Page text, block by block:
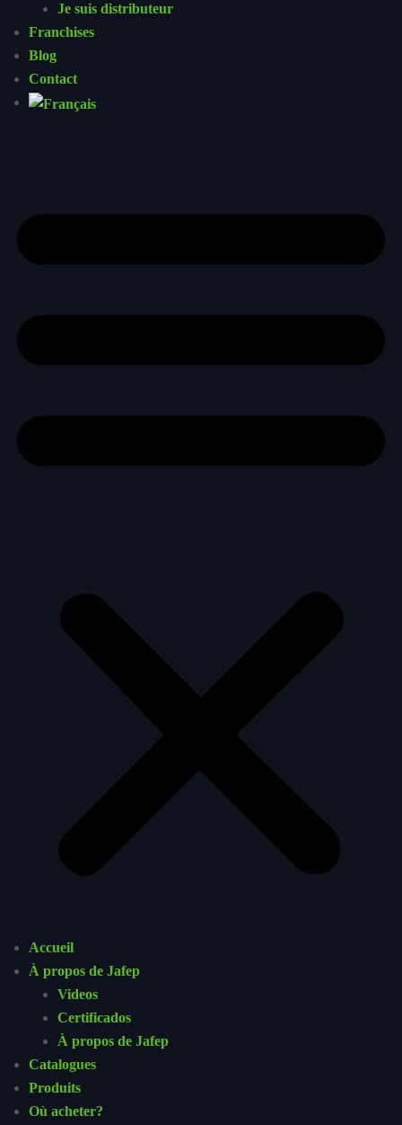
Je suis distributeur
Franchises
Blog
Contact
Accueil
À propos de Jafep
Videos
Certificados
À propos de Jafep
Catalogues
Produits
Où acheter?